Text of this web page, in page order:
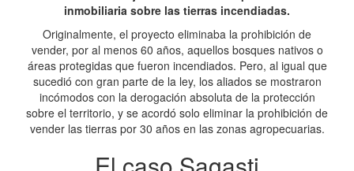
inmobiliaria sobre las tierras incendiadas.
Originalmente, el proyecto eliminaba la prohibición de
vender, por al menos 60 años, aquellos bosques nativos o
áreas protegidas que fueron incendiados. Pero, al igual que
sucedió con gran parte de la ley, los aliados se mostraron
incómodos con la derogación absoluta de la protección
sobre el territorio, y se acordó solo eliminar la prohibición de
vender las tierras por 30 años en las zonas agropecuarias.